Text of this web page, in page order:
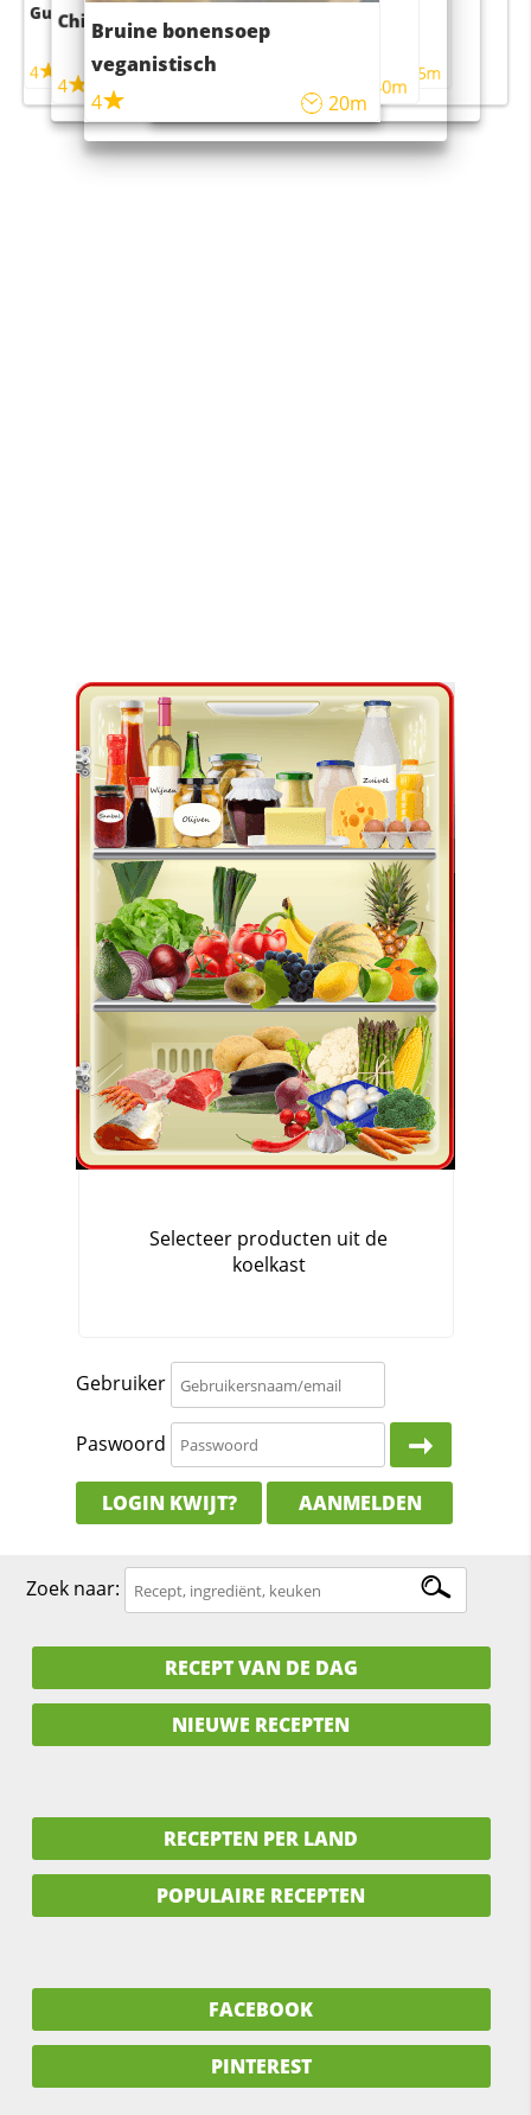
Gebruiker
Paswoord
LOGIN KWIJT? AANMELDEN
Guacamole
4
Chili con carne
4 45m
Bruine bonensoep
veganistisch
4
20m
Sushi rijstsalade
maaltijdsalade
40m
4 55m
Zoek naar:
RECEPT VAN DE DAG
NIEUWE RECEPTEN
RECEPTEN PER LAND
POPULAIRE RECEPTEN
FACEBOOK
PINTEREST